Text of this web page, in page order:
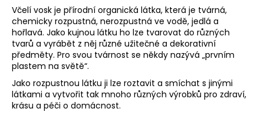
Včelí vosk je přírodní organická látka, která je tvárná,
chemicky rozpustná, nerozpustná ve vodě, jedlá a
hořlavá. Jako kujnou látku ho lze tvarovat do různých
tvarů a vyrábět z něj různé užitečné a dekorativní
předměty. Pro svou tvárnost se někdy nazývá „prvním
plastem na světě“.
Jako rozpustnou látku ji lze roztavit a smíchat s jinými
látkami a vytvořit tak mnoho různých výrobků pro zdraví,
krásu a péči o domácnost.